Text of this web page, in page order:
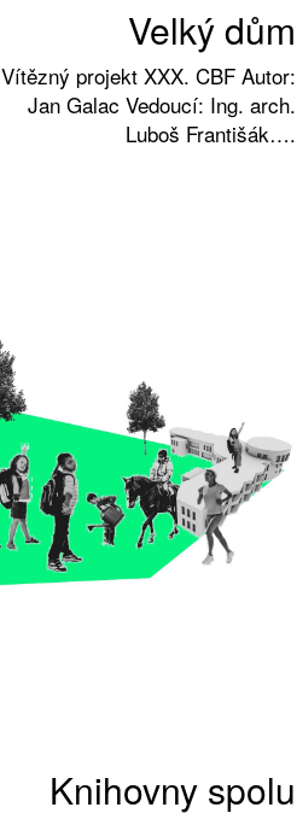
Velký dům
Vítězný projekt XXX. CBF Autor:
Jan Galac Vedoucí: Ing. arch.
Luboš Františák….
Knihovny spolu